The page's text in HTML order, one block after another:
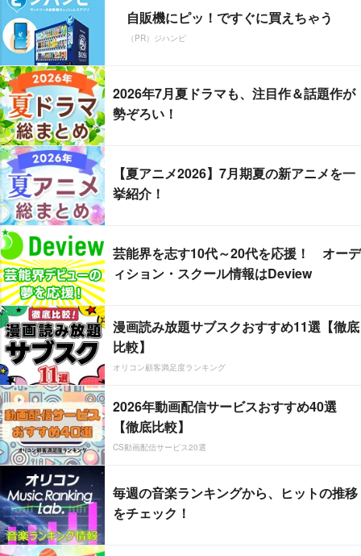
自販機にピッ！ですぐに買えちゃう
（PR）ジハンピ
2026年7月夏ドラマも、注目作＆話題作が
勢ぞろい！
【夏アニメ2026】7月期夏の新アニメを一
挙紹介！
芸能界を志す10代～20代を応援！ オーデ
ィション・スクール情報はDeview
漫画読み放題サブスクおすすめ11選【徹底
比較】
オリコン顧客満足度ランキング
2026年動画配信サービスおすすめ40選
【徹底比較】
CS動画配信サービス20選
毎週の音楽ランキングから、ヒットの推移
をチェック！